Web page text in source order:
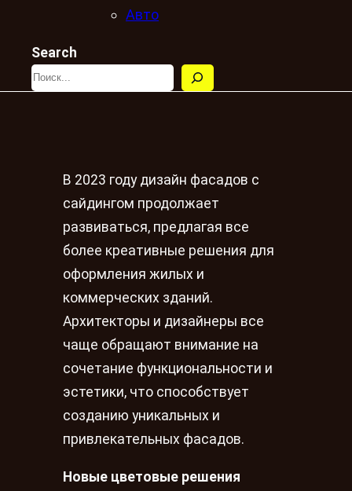
Авто
Search
В 2023 году дизайн фасадов с
сайдингом продолжает
развиваться, предлагая все
более креативные решения для
оформления жилых и
коммерческих зданий.
Архитекторы и дизайнеры все
чаще обращают внимание на
сочетание функциональности и
эстетики, что способствует
созданию уникальных и
привлекательных фасадов.
Новые цветовые решения